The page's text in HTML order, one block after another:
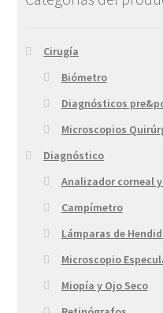
Cirugía
Biómetro
Diagnósticos
Microscopios
Diagnóstico
Analizador corneal
Campímetro
Lámparas de
Microscopio
Miopía y Ojo Seco